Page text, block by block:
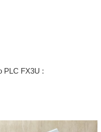
PLC FX3U :